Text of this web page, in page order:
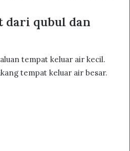
dari qubul dan
tempat keluar air kecil.
tempat keluar air besar.